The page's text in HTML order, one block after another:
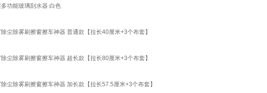
功能玻璃刮水器 白色
尘除雾刷擦窗擦车神器 普通款【拉长40厘米+3个布套】
尘除雾刷擦窗擦车神器 超长款【拉长80厘米+3个布套】
尘除雾刷擦窗擦车神器 加长款【拉长57.5厘米+3个布套】